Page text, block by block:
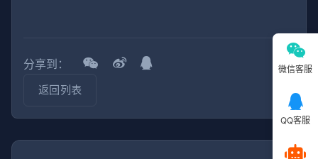
分享到：
返回列表
微信客服
QQ客服